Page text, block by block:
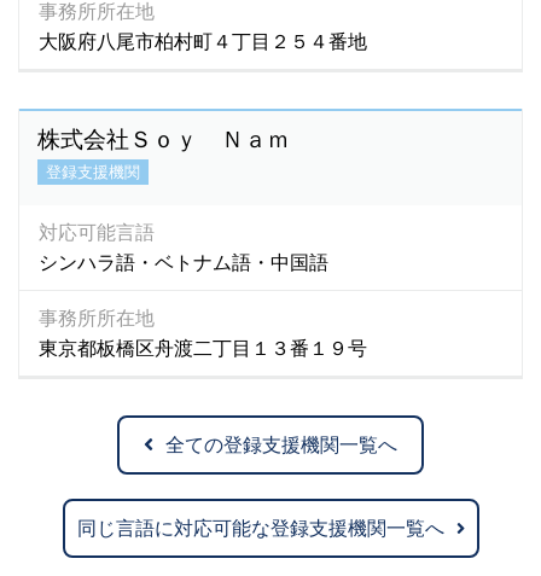
事務所所在地
大阪府八尾市柏村町４丁目２５４番地
株式会社Ｓｏｙ Ｎａｍ
登録支援機関
対応可能言語
シンハラ語・ベトナム語・中国語
事務所所在地
東京都板橋区舟渡二丁目１３番１９号
全ての登録支援機関一覧へ
同じ言語に対応可能な登録支援機関一覧へ